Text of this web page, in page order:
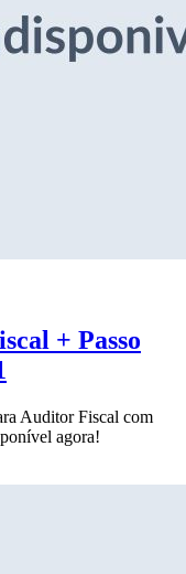
+ Passo
Auditor Fiscal com
agora!